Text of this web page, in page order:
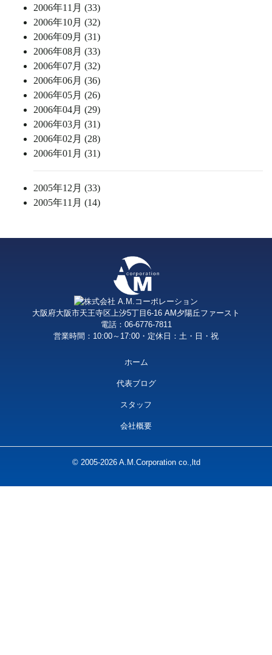
2006年11月 (33)
2006年10月 (32)
2006年09月 (31)
2006年08月 (33)
2006年07月 (32)
2006年06月 (36)
2006年05月 (26)
2006年04月 (29)
2006年03月 (31)
2006年02月 (28)
2006年01月 (31)
2005年12月 (33)
2005年11月 (14)
大阪府大阪市天王寺区上汐5丁目6-16 AM夕陽丘ファースト
電話：06-6776-7811
営業時間：10:00～17:00・定休日：土・日・祝
ホーム
代表ブログ
スタッフ
会社概要
© 2005-2026 A.M.Corporation co.,ltd